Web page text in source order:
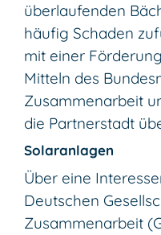
überlaufenden
häufig Schaden
mit einer
Mitteln des
Zusammenarbeit
die Partnerstadt
Solaranlagen
Über eine
Deutschen
Zusammenarbeit